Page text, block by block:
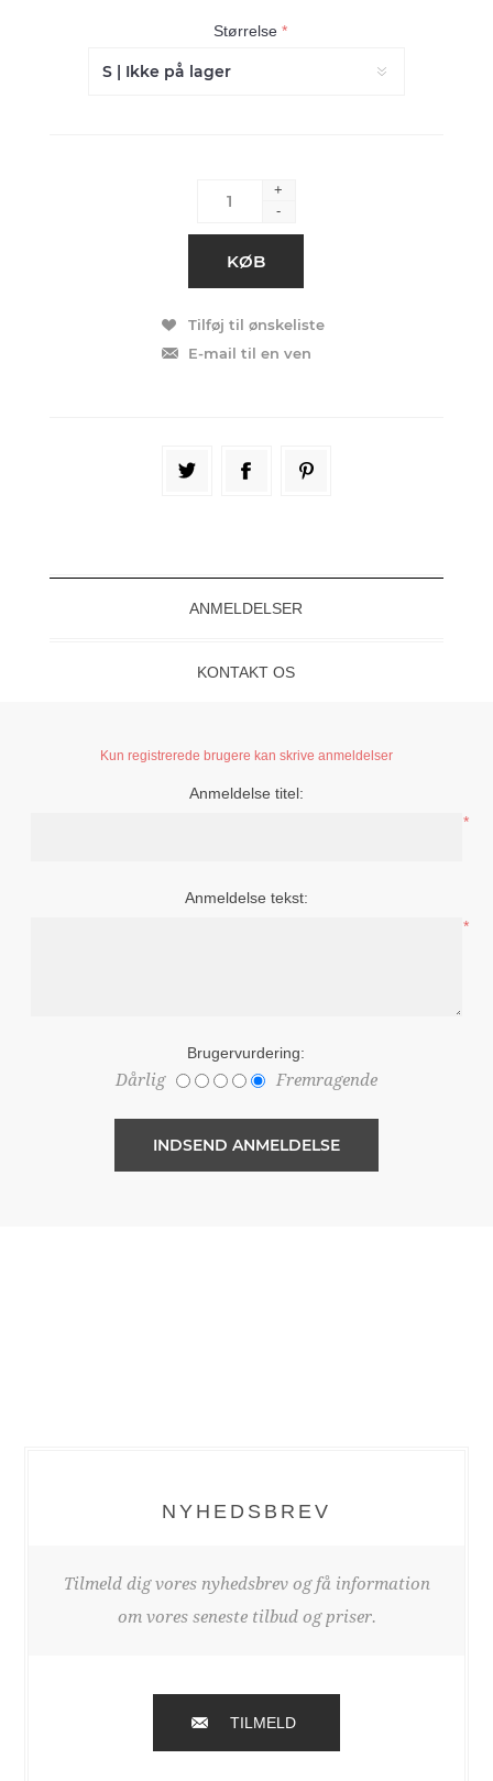
Størrelse*
+
-
ANMELDELSER
KONTAKT OS
Kun registrerede brugere kan skrive anmeldelser
Anmeldelse titel:
*
Anmeldelse tekst:
*
Brugervurdering:
Dårlig Fremragende
NYHEDSBREV
Tilmeld dig vores nyhedsbrev og få information
om vores seneste tilbud og priser.
TILMELD